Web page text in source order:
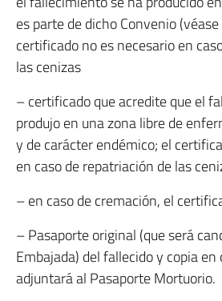
es parte de dicho Convenio
certificado no es necesario en
las cenizas
– certificado que acredite que el
produjo en una zona libre de
y de carácter endémico; el
en caso de repatriación de las
– en caso de cremación, el
– Pasaporte original (que será
Embajada) del fallecido y copia en
adjuntará al Pasaporte Mortuorio.